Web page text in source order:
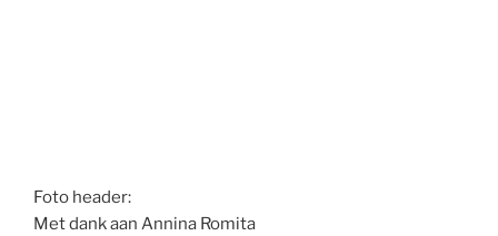
Foto header:
Met dank aan Annina Romita